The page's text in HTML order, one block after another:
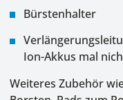
Bürstenhalter
Ion-Akkus mal
Weiteres Zubehör